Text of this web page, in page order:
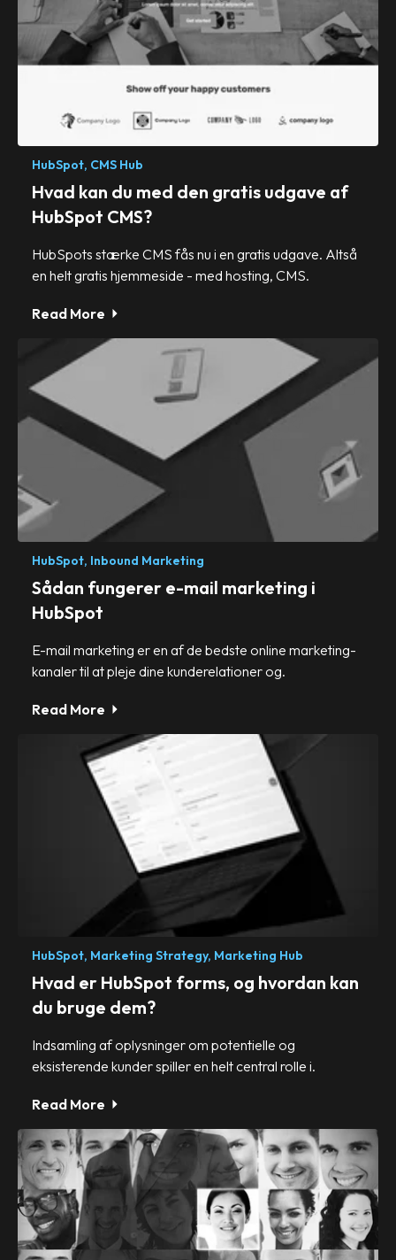
HubSpot, CMS Hub
Hvad kan du med den gratis udgave af
HubSpot CMS?
HubSpots stærke CMS fås nu i en gratis udgave. Altså
en helt gratis hjemmeside - med hosting, CMS.
Read More
HubSpot, Inbound Marketing
Sådan fungerer e-mail marketing i
HubSpot
E-mail marketing er en af de bedste online marketing-
kanaler til at pleje dine kunderelationer og.
Read More
HubSpot, Marketing Strategy, Marketing Hub
Hvad er HubSpot forms, og hvordan kan
du bruge dem?
Indsamling af oplysninger om potentielle og
eksisterende kunder spiller en helt central rolle i.
Read More